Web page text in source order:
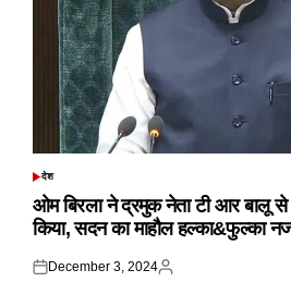
POSTED
देश
ओम बिरला ने द्रमुक नेता टी आर बालू
किया, सदन का माहौल हल्का&फुल्का
Posted
December 3, 2024
Posted